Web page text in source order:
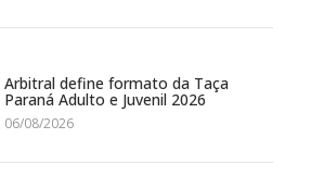
Arbitral define formato da Taça
Paraná Adulto e Juvenil 2026
06/08/2026